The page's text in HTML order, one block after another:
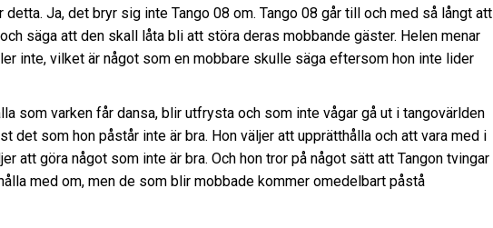
Ja, det bryr sig inte Tango 08 om. Tango 08 går till och med så långt att
säga att den skall låta bli att störa deras mobbande gäster. Helen menar
inte, vilket är något som en mobbare skulle säga eftersom hon inte lider
som varken får dansa, blir utfrysta och som inte vågar gå ut i tangovärlden
det som hon påstår inte är bra. Hon väljer att upprätthålla och att vara med i
att göra något som inte är bra. Och hon tror på något sätt att Tangon tvingar
med om, men de som blir mobbade kommer omedelbart påstå